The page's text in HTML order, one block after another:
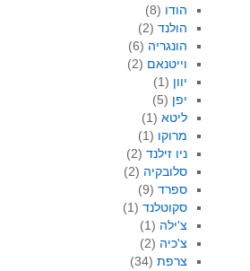
הודו (8)
הולנד (2)
הונגריה (6)
וייטנאם (2)
יוון (1)
יפן (5)
ליטא (1)
מרוקו (1)
ניו זילנד (2)
סלובקיה (2)
ספרד (9)
סקוטלנד (1)
צ'ילה (1)
צ'כיה (2)
צרפת (34)